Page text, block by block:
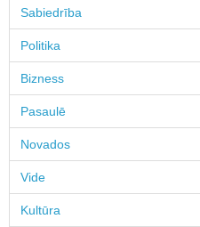
Sabiedrība
Politika
Bizness
Pasaulē
Novados
Vide
Kultūra